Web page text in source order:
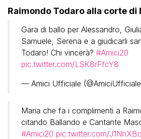
Raimondo Todaro alla corte di
Gara di ballo per Alessandro,
Samuele, Serena e a giudicarli
Todaro! Chi vincerà? #Amici20
pic.twitter.com/LSK8rFfcY8
— Amici Ufficiale
Maria che fa i complimenti a
citando Ballando e Cantante
#Amici20 pic.twitter.com/